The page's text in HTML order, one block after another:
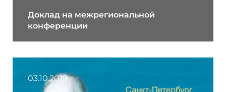
Доклад на межрегиональной
конференции
03.10.2019